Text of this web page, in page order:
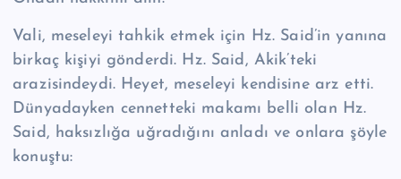
Vali, meseleyi tahkik etmek için Hz. Said’in yanına
birkaç kişiyi gönderdi. Hz. Said, Akik’teki
arazisindeydi. Heyet, meseleyi kendisine arz etti.
Dünyadayken cennetteki makamı belli olan Hz.
Said, haksızlığa uğradığını anladı ve on­lara şöyle
konuştu: